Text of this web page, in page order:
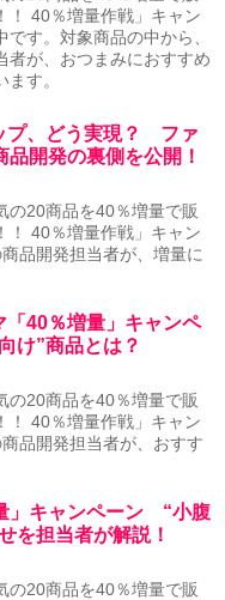
！ 40％増量作戦」キャン
す。対象商品の中から、
者が、おつまみにおすすめ
す。
プ、どう実現？ ファ
開発の裏側を公開！
の20商品を40％増量で販
！ 40％増量作戦」キャン
品開発担当者が、増量に
40％増量」キャンペ
け”商品とは？
の20商品を40％増量で販
！ 40％増量作戦」キャン
品開発担当者が、おすす
」キャンペーン “小腹
を担当者が解説！
の20商品を40％増量で販